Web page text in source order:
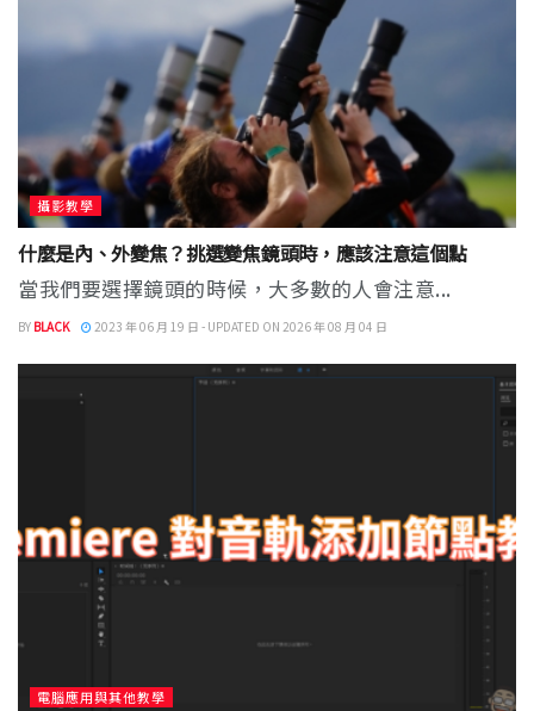
攝影教學
什麼是內、外變焦？挑選變焦鏡頭時，應該注意這個點
當我們要選擇鏡頭的時候，大多數的人會注意...
BY BLACK 2023 年 06 月 19 日 - UPDATED ON 2026 年 08 月 04 日
電腦應用與其他教學